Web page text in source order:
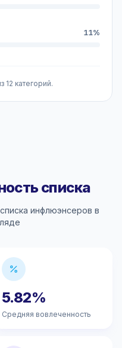
11%
12 категорий.
списка
инфлюэнсеров в
5.82%
Средняя вовлеченность